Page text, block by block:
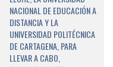
NACIONAL DE EDUCACIÓN A
DISTANCIA Y LA
UNIVERSIDAD POLITÉCNICA
DE CARTAGENA, PARA
LLEVAR A CABO,